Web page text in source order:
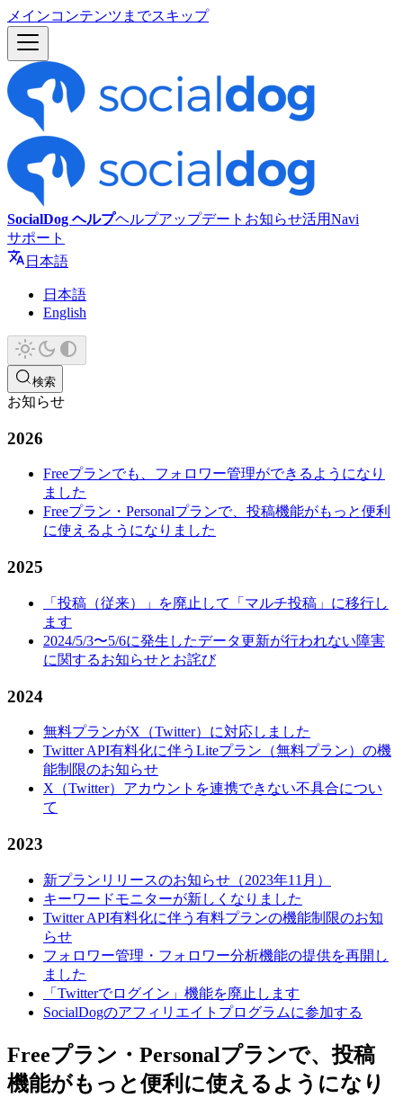
メインコンテンツまでスキップ
SocialDog ヘルプヘルプアップデート お知らせ活用Navi
サポート
日本語
日本語
English
検索
お知らせ
2026
Freeプランでも、フォロワー管理ができるようになり
ました
Freeプラン・Personalプランで、投稿機能がもっと便利
に使えるようになりました
2025
「投稿（従来）」を廃止して「マルチ投稿」に移行し
ます
2024/5/3〜5/6に発生したデータ更新が行われない障害
に関するお知らせとお詫び
2024
無料プランがX（Twitter）に対応しました
Twitter API有料化に伴うLiteプラン（無料プラン）の機
能制限のお知らせ
X（Twitter）アカウントを連携できない不具合につい
て
2023
新プランリリースのお知らせ（2023年11月）
キーワードモニターが新しくなりました
Twitter API有料化に伴う有料プランの機能制限のお知
らせ
フォロワー管理・フォロワー分析機能の提供を再開し
ました
「Twitterでログイン」機能を廃止します
SocialDogのアフィリエイトプログラムに参加する
Freeプラン・Personalプランで、投稿
機能がもっと便利に使えるようになり